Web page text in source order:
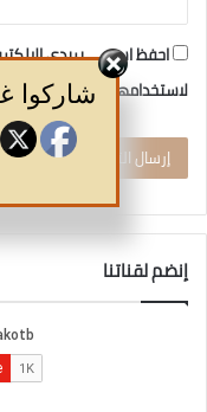
احفظ اسمي، بريدي
لاستخدامها المرة المقبلة
إنضم لقناتنا
شاركوا